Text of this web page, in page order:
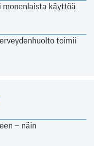
monenlaista käyttöä
toimii
– näin